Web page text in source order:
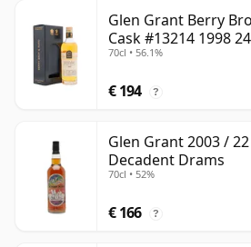
Glen Grant Berry
Cask #13214 1998
70cl • 56.1%
€ 194 ?
Glen Grant 2003 /
Decadent Drams
70cl • 52%
€ 166 ?